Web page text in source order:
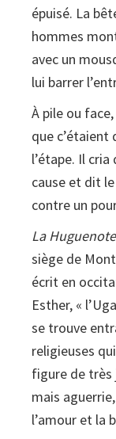
épuisé. La
hommes
avec un
lui barrer
À pile ou
que
l’étape. Il
cause et dit
contre un
La Huguenote
siège de
écrit en
Esther, «
se trouve
religieuses
figure de très
mais
l’amour et la